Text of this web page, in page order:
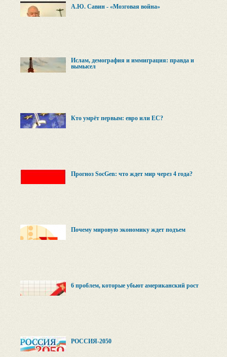
А.Ю. Савин - «Мозговая война»
Ислам, демография и иммиграция: правда и
вымысел
Кто умрёт первым: евро или ЕС?
Прогноз SocGen: что ждет мир через 4 года?
Почему мировую экономику ждет подъем
6 проблем, которые убьют американский рост
РОССИЯ-2050